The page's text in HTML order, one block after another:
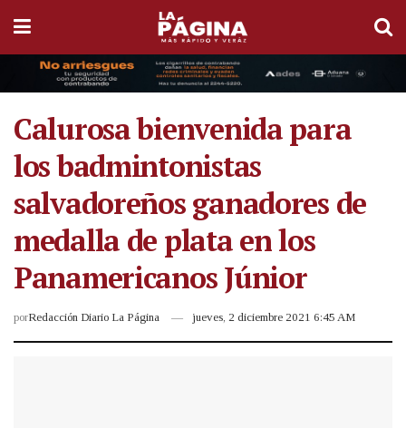
Calurosa bienvenida para
los badmintonistas
salvadoreños ganadores de
medalla de plata en los
Panamericanos Júnior
porRedacción Diario La Página jueves, 2 diciembre 2021 6:45 AM